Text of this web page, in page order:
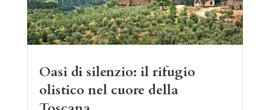
Oasi di silenzio: il rifugio
olistico nel cuore della